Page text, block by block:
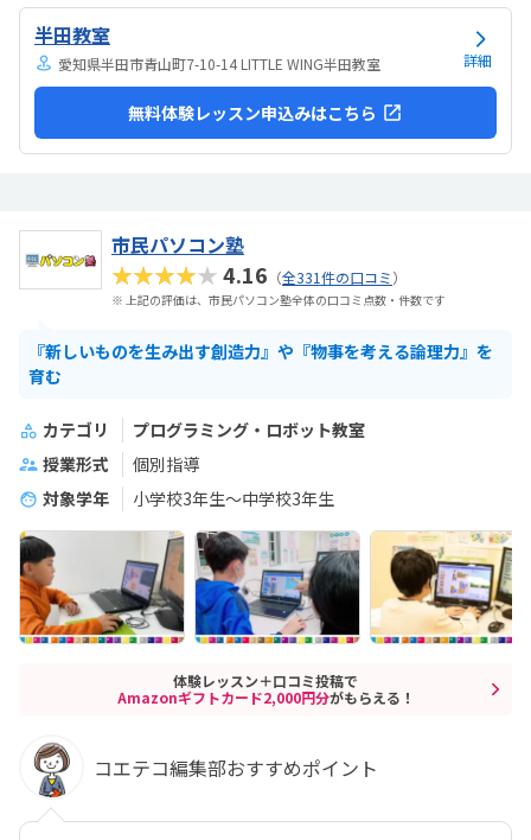
半田教室
愛知県半田市青山町7-10-14 LITTLE WING半田教室 詳細
無料体験レッスン申込みはこちら
市民パソコン塾
★★★★★4.16 （全331件の口コミ）
※ 上記の評価は、市民パソコン塾全体の口コミ点数・件数です
『新しいものを生み出す創造力』や『物事を考える論理力』を
育む
カテゴリ
プログラミング・ロボット教室
授業形式
個別指導
対象学年
小学校3年生～中学校3年生
体験レッスン＋口コミ投稿で
Amazonギフトカード2,000円分がもらえる！
コエテコ編集部おすすめポイント